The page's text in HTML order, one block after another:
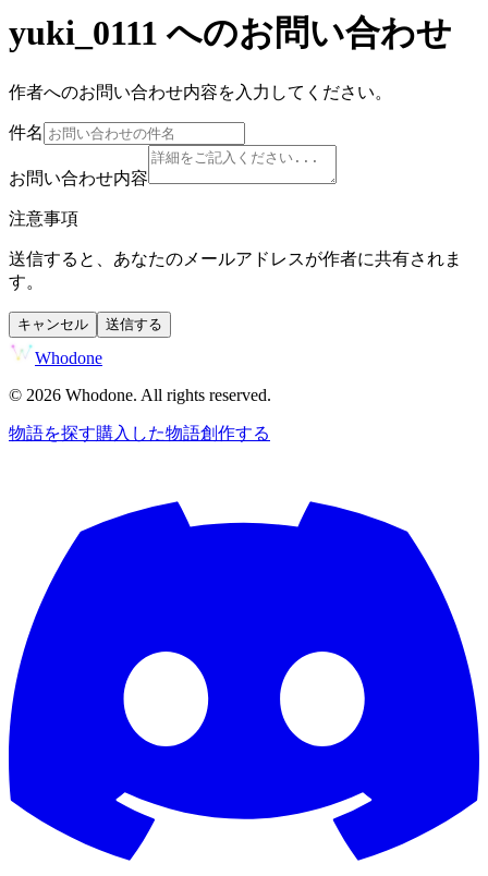
yuki_0111 へのお問い合わせ
作者へのお問い合わせ内容を入力してください。
件名
お問い合わせ内容
注意事項
送信すると、あなたのメールアドレスが作者に共有されま
す。
キャンセル 送信する
Whodone
© 2026 Whodone. All rights reserved.
物語を探す購入した物語創作する